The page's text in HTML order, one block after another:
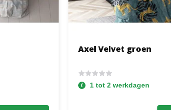
Axel Velvet groen
1 tot 2 werkdagen